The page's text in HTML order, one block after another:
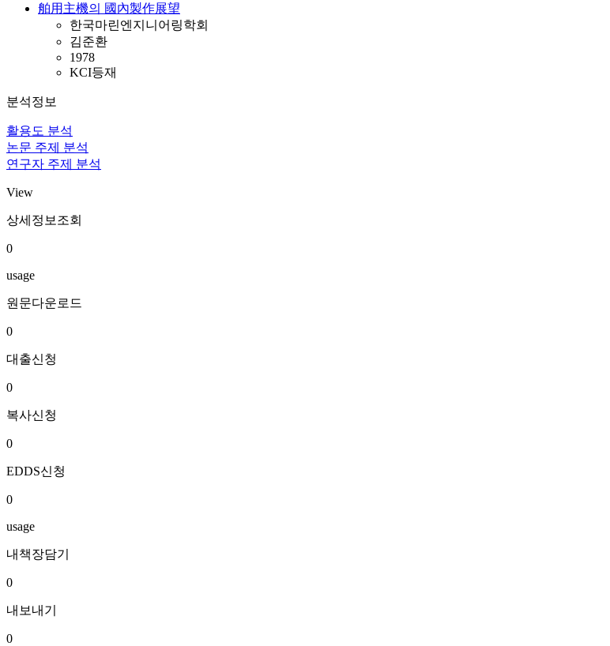
舶用主機의 國內製作展望
한국마린엔지니어링학회
김준환
1978
KCI등재
분석정보
활용도 분석
논문 주제 분석
연구자 주제 분석
View
상세정보조회
0
usage
원문다운로드
0
대출신청
0
복사신청
0
EDDS신청
0
usage
내책장담기
0
내보내기
0